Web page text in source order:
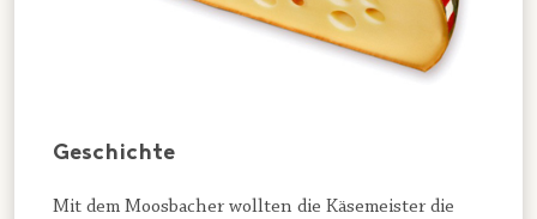
Geschichte
Mit dem Moosbacher wollten die Käsemeister die